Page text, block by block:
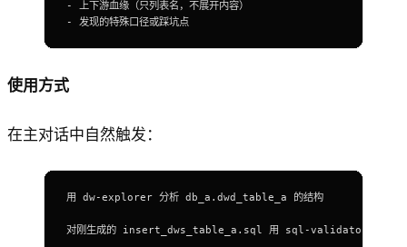
-
上下游血缘（只列表名，不展开内容）
-
发现的特殊口径或踩坑点
使用方式
在主对话中自然触发：
用 dw-explorer 分析 db_a . dwd_table_a 的结构
对刚生成的 insert_dws_table_a . sql 用 sql-validator 验证